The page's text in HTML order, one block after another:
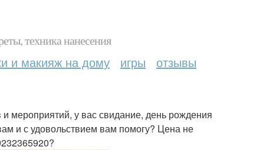
техника нанесения
и макияж на дому игры отзывы
мероприятий, у вас свидание, день рождения
и с удовольствием вам помогу? Цена не